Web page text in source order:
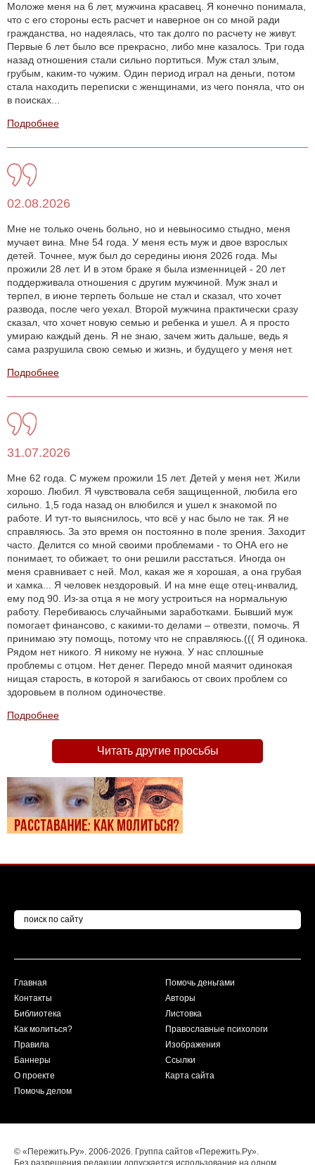
Моложе меня на 6 лет, мужчина красавец. Я конечно понимала,
что с его стороны есть расчет и наверное он со мной ради
гражданства, но надеялась, что так долго по расчету не живут.
Первые 6 лет было все прекрасно, либо мне казалось. Три года
назад отношения стали сильно портиться. Муж стал злым,
грубым, каким-то чужим. Один период играл на деньги, потом
стала находить переписки с женщинами, из чего поняла, что он
в поисках...
Подробнее
02.08.2026
Мне не только очень больно, но и невыносимо стыдно, меня
мучает вина. Мне 54 года. У меня есть муж и двое взрослых
детей. Точнее, муж был до середины июня 2026 года. Мы
прожили 28 лет. И в этом браке я была изменницей - 20 лет
поддерживала отношения с другим мужчиной. Муж знал и
терпел, в июне терпеть больше не стал и сказал, что хочет
развода, после чего уехал. Второй мужчина практически сразу
сказал, что хочет новую семью и ребенка и ушел. А я просто
умираю каждый день. Я не знаю, зачем жить дальше, ведь я
сама разрушила свою семью и жизнь, и будущего у меня нет.
Подробнее
31.07.2026
Мне 62 года. С мужем прожили 15 лет. Детей у меня нет. Жили
хорошо. Любил. Я чувствовала себя защищенной, любила его
сильно. 1,5 года назад он влюбился и ушел к знакомой по
работе. И тут-то выяснилось, что всё у нас было не так. Я не
справляюсь. За это время он постоянно в поле зрения. Заходит
часто. Делится со мной своими проблемами - то ОНА его не
понимает, то обижает, то они решили расстаться. Иногда он
меня сравнивает с ней. Мол, какая же я хорошая, а она грубая
и хамка... Я человек нездоровый. И на мне еще отец-инвалид,
ему под 90. Из-за отца я не могу устроиться на нормальную
работу. Перебиваюсь случайными заработками. Бывший муж
помогает финансово, с какими-то делами – отвезти, помочь. Я
принимаю эту помощь, потому что не справляюсь.((( Я одинока.
Рядом нет никого. Я никому не нужна. У нас сплошные
проблемы с отцом. Нет денег. Передо мной маячит одинокая
нищая старость, в которой я загибаюсь от своих проблем со
здоровьем в полном одиночестве.
Подробнее
Читать другие просьбы
Главная
Контакты
Библиотека
Как молиться?
Правила
Баннеры
О проекте
Помочь делом
Помочь деньгами
Авторы
Листовка
Православные психологи
Изображения
Ссылки
Карта сайта
© «Пережить.Ру». 2006-2026. Группа сайтов «Пережить.Ру».